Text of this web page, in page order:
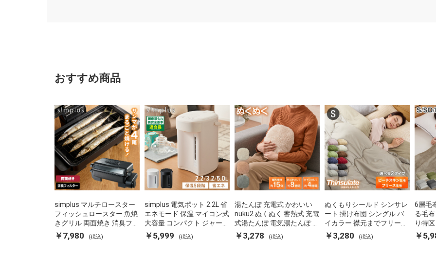
おすすめ商品
simplus マルチロースター
フィッシュロースター 魚焼
きグリル 両面焼き 消臭フィ
ルター 焼き魚 両面ヒーター
タイマー付き SP-FRS01 マ
￥7,980 (税込)
simplus 電気ポット 2.2L 省
エネモード 保温 マイコン式
大容量 コンパクト ジャーポ
ット ポット カルキ抜き 空
焚き防止 温度調節 軽量 SP-
￥5,999 (税込)
湯たんぽ 充電式 かわいい
nuku2 ぬくぬく 蓄熱式 充電
式湯たんぽ 電気湯たんぽ コ
ードレス湯たんぽ エコ 節電
節約 省エネ 充電式エコ電気
￥3,278 (税込)
ぬくもりシールド シンサレ
ート 掛け布団 シングル バ
イカラー 襟元までフリース
カバーなしで使える 軽い 丸
洗い 断熱 保温 抗菌防臭 洗
￥3,280 (税込)
6層毛
る毛
り特
ダブ
団カ
￥